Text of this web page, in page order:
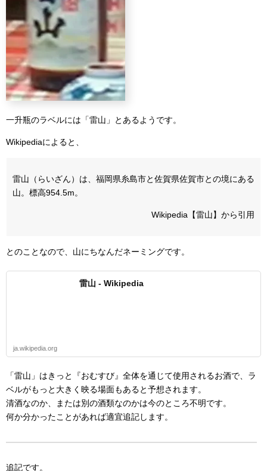
一升瓶のラベルには「雷山」とあるようです。
Wikipediaによると、
雷山（らいざん）は、福岡県糸島市と佐賀県佐賀市との境にある
山。標高954.5m。
Wikipedia【雷山】から引用
とのことなので、山にちなんだネーミングです。
雷山 - Wikipedia
ja.wikipedia.org
「雷山」はきっと『おむすび』全体を通じて使用されるお酒で、ラ
ベルがもっと大きく映る場面もあると予想されます。
清酒なのか、または別の酒類なのかは今のところ不明です。
何か分かったことがあれば適宜追記します。
追記です。